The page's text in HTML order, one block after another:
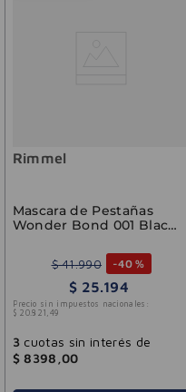
Rimmel
Mascara de Pestañas
Wonder Bond 001 Black
$ 41.990 -40 %
$ 25.194
Precio sin impuestos nacionales:
$ 20.821 , 49
3 cuotas sin interés de
$ 8398 ,00